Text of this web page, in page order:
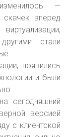
—
вперед
стали
появились
и были
сегодняшний
версией
с клиентской